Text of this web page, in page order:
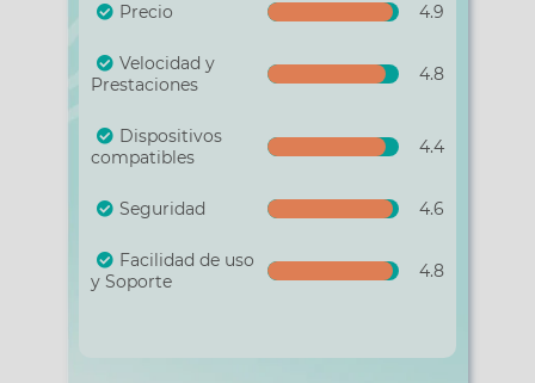
Precio 4.9
Velocidad y
Prestaciones
4.8
Dispositivos
compatibles
4.4
Seguridad 4.6
Facilidad de uso
y Soporte
4.8